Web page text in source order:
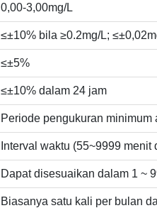
0,00-3,00mg/L
≤±10% bila ≥0.2mg/L;
≤±5%
≤±10% dalam 24 jam
Periode pengukuran
Interval waktu (55~9999
Dapat disesuaikan dalam 1 ~
Biasanya satu kali per bulan